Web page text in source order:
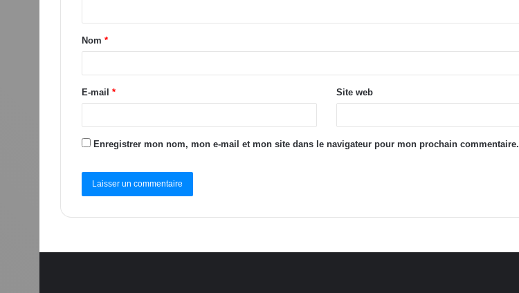
Nom *
E-mail * Site web
Enregistrer mon nom, mon e-mail et mon site dans le navigateur pour mon prochain commentaire.